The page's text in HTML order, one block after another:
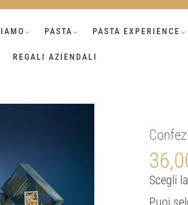
PASTA PASTA EXPERIENCE
REGALI AZIENDALI
Scegli